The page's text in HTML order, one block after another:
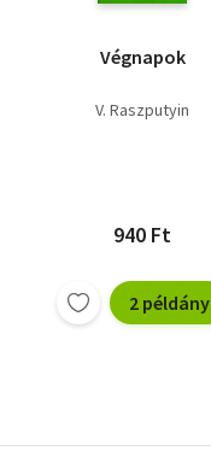
Végnapok
V. Raszputyin
940 Ft
2 példány